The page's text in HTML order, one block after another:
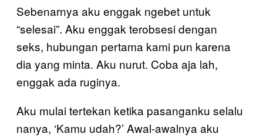
Sebenarnya aku enggak ngebet untuk
“selesai”. Aku enggak terobsesi dengan
seks, hubungan pertama kami pun karena
dia yang minta. Aku nurut. Coba aja lah,
enggak ada ruginya.
Aku mulai tertekan ketika pasanganku selalu
nanya, ‘Kamu udah?’ Awal-awalnya aku